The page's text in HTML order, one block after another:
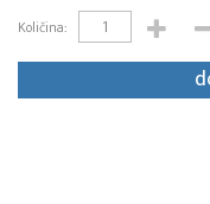
Količina: